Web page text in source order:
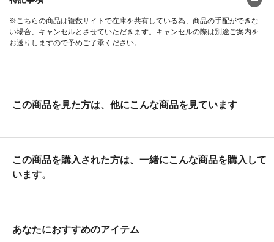
※こちらの商品は複数サイトで在庫を共有している為、商品の手配ができな
い場合、キャンセルとさせていただきます。キャンセルの際は別途ご案内を
お送りしますので予めご了承ください。
この商品を見た方は、他にこんな商品を見ています
この商品を購入された方は、一緒にこんな商品を購入して
います。
あなたにおすすめのアイテム